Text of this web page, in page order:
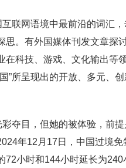
联网语境中最前沿的词汇，
。有外国媒体刊发文章探讨
在科技、游戏、文化输出等
”所呈现出的开放、多元、
夺目，但她的被体验，前提
年12月17日，中国过境
72小时和144小时延长为